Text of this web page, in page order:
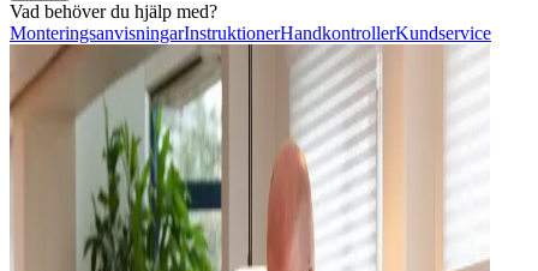
Vad behöver du hjälp med?
MonteringsanvisningarInstruktionerHandkontrollerKundservice